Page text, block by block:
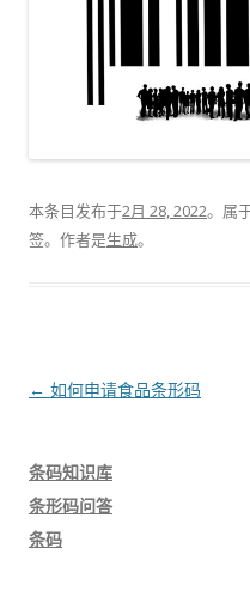
本条目发布于2月 28, 2022。属
签。 作者是生成。
文
← 如何申请食品条形码
条码知识库
条形码问答
条码